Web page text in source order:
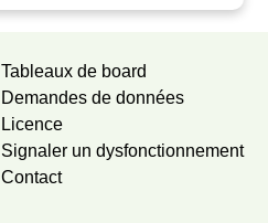
Tableaux de board
Demandes de données
Licence
Signaler un dysfonctionnement
Contact